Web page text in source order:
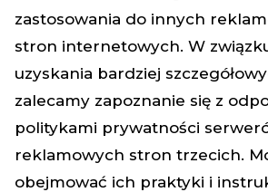
zastosowania do innych
stron internetowych. W
uzyskania bardziej
zalecamy zapoznanie się z
politykami prywatności
reklamowych stron trzecich.
obejmować ich praktyki i